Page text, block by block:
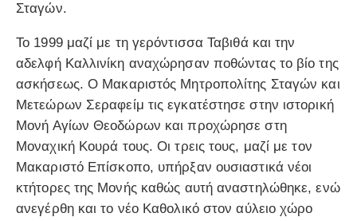
Σταγών.
Το 1999 μαζί με τη γερόντισσα Ταβιθά και την
αδελφή Καλλινίκη αναχώρησαν ποθώντας το βίο της
ασκήσεως. Ο Μακαριστός Μητροπολίτης Σταγών και
Μετεώρων Σεραφείμ τις εγκατέστησε στην ιστορική
Μονή Αγίων Θεοδώρων και προχώρησε στη
Μοναχική Κουρά τους. Οι τρεις τους, μαζί με τον
Μακαριστό Επίσκοπο, υπήρξαν ουσιαστικά νέοι
κτήτορες της Μονής καθώς αυτή αναστηλώθηκε, ενώ
ανεγέρθη και το νέο Καθολικό στον αύλειο χώρο